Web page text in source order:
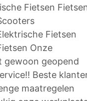
Fietsen
Fietsen
Onze
gewoon geopend
Beste
maatregelen